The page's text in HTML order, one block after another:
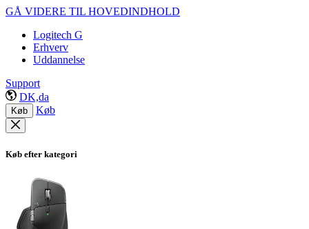
GÅ VIDERE TIL HOVEDINDHOLD
Logitech G
Erhverv
Uddannelse
Support
DK,da
Køb Køb
Køb efter kategori